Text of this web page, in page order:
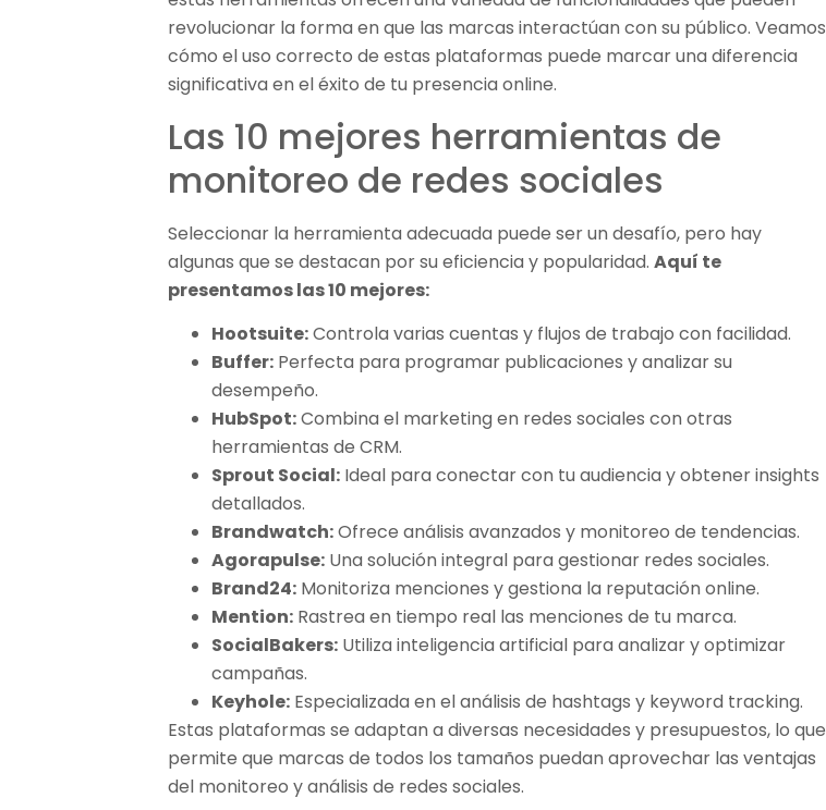
revolucionar la forma en que las marcas interactúan con su público. Veamos
cómo el uso correcto de estas plataformas puede marcar una diferencia
significativa en el éxito de tu presencia online.
Las 10 mejores herramientas de
monitoreo de redes sociales
Seleccionar la herramienta adecuada puede ser un desafío, pero hay
algunas que se destacan por su eficiencia y popularidad.Aquí te
presentamos las 10 mejores:
Hootsuite:Controla varias cuentas y flujos de trabajo con facilidad.
Buffer: Perfecta para programar publicaciones y analizar su
desempeño.
HubSpot:Combina el marketing en redes sociales con otras
herramientas de CRM.
Sprout Social: Ideal para conectar con tu audiencia y obtener insights
detallados.
Brandwatch:Ofrece análisis avanzados y monitoreo de tendencias.
Agorapulse: Una solución integral para gestionar redes sociales.
Brand24: Monitoriza menciones y gestiona la reputación online.
Mention: Rastrea en tiempo real las menciones de tu marca.
SocialBakers: Utiliza inteligencia artificial para analizar y optimizar
campañas.
Keyhole: Especializada en el análisis de hashtags y keyword tracking.
Estas plataformas se adaptan a diversas necesidades y presupuestos, lo que
permite que marcas de todos los tamaños puedan aprovechar las ventajas
del monitoreo y análisis de redes sociales.